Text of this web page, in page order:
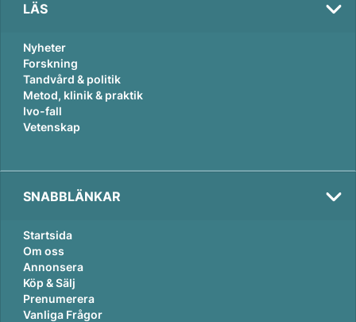
LÄS
Nyheter
Forskning
Tandvård & politik
Metod, klinik & praktik
Ivo-fall
Vetenskap
SNABBLÄNKAR
Startsida
Om oss
Annonsera
Köp & Sälj
Prenumerera
Vanliga Frågor